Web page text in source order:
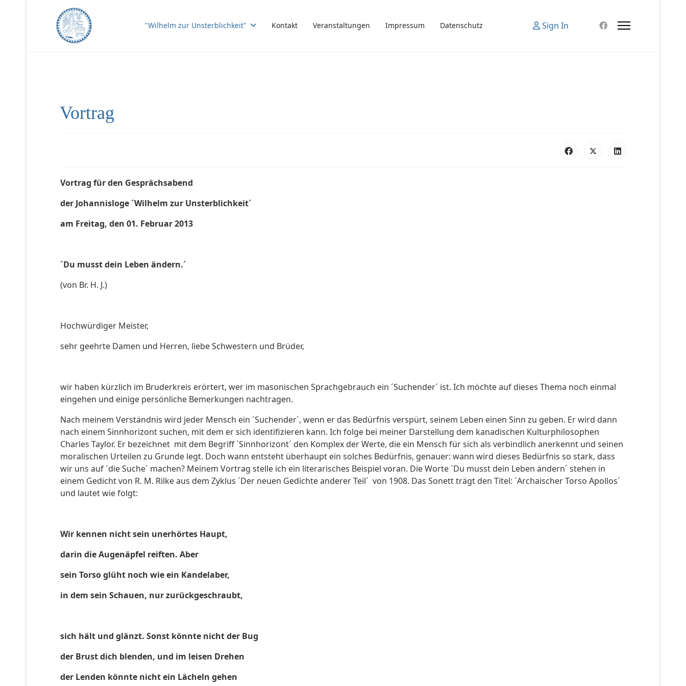
"Wilhelm zur Unsterblichkeit" Kontakt Veranstaltungen Impressum Datenschutz Sign In
Vortrag
Vortrag für den Gesprächsabend
der Johannisloge ´Wilhelm zur Unsterblichkeit´
am Freitag, den 01. Februar 2013
´Du musst dein Leben ändern.´
(von Br. H. J.)
Hochwürdiger Meister,
sehr geehrte Damen und Herren, liebe Schwestern und Brüder,
wir haben kürzlich im Bruderkreis erörtert, wer im masonischen Sprachgebrauch ein ´Suchender´ ist. Ich möchte auf dieses Thema noch einmal
eingehen und einige persönliche Bemerkungen nachtragen.
Nach meinem Verständnis wird jeder Mensch ein ´Suchender´, wenn er das Bedürfnis verspürt, seinem Leben einen Sinn zu geben. Er wird dann
nach einem Sinnhorizont suchen, mit dem er sich identifizieren kann. Ich folge bei meiner Darstellung dem kanadischen Kulturphilosophen
Charles Taylor. Er bezeichnet mit dem Begriff ´Sinnhorizont´ den Komplex der Werte, die ein Mensch für sich als verbindlich anerkennt und seinen
moralischen Urteilen zu Grunde legt. Doch wann entsteht überhaupt ein solches Bedürfnis, genauer: wann wird dieses Bedürfnis so stark, dass
wir uns auf ´die Suche´ machen? Meinem Vortrag stelle ich ein literarisches Beispiel voran. Die Worte ´Du musst dein Leben ändern´ stehen in
einem Gedicht von R. M. Rilke aus dem Zyklus ´Der neuen Gedichte anderer Teil´ von 1908. Das Sonett trägt den Titel: ´Archaischer Torso Apollos´
und lautet wie folgt:
Wir kennen nicht sein unerhörtes Haupt,
darin die Augenäpfel reiften. Aber
sein Torso glüht noch wie ein Kandelaber,
in dem sein Schauen, nur zurückgeschraubt,
sich hält und glänzt. Sonst könnte nicht der Bug
der Brust dich blenden, und im leisen Drehen
der Lenden könnte nicht ein Lächeln gehen